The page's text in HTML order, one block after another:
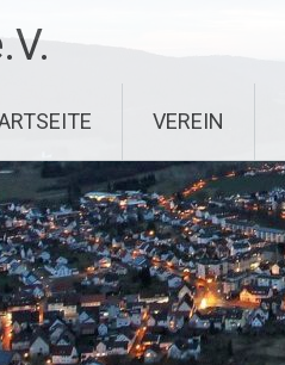
VEREIN